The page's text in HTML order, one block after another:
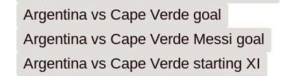
Argentina vs Cape Verde goal
Argentina vs Cape Verde Messi goal
Argentina vs Cape Verde starting XI